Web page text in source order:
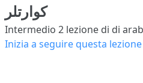
كوارتلر
Intermedio 2 lezione di di
Inizia a seguire questa